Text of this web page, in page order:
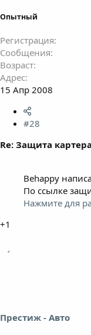
Опытный
Регистрация
Сообщения
Возраст
Адрес
15 Апр 2008
#28
Re: Защита картера
Behappy
По ссылке
Нажмите для
+1
Престиж - Авто